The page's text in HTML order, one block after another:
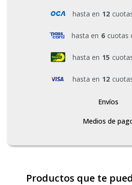
hasta en 12
hasta en 6 cuotas
hasta en 15
hasta en 12
Envíos
Medios de
Productos que te
Soldadoras y Accesorios